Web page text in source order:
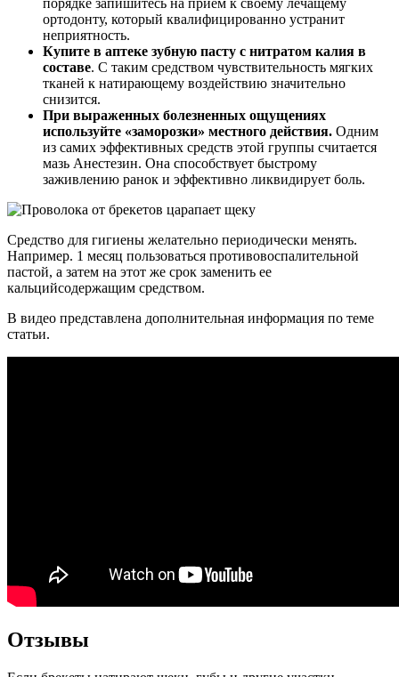
порядке запишитесь на прием к своему лечащему
ортодонту, который квалифицированно устранит
неприятность.
Купите в аптеке зубную пасту с нитратом калия в
составе. С таким средством чувствительность мягких
тканей к натирающему воздействию значительно
снизится.
При выраженных болезненных ощущениях
используйте «заморозки» местного действия. Одним
из самих эффективных средств этой группы считается
мазь Анестезин. Она способствует быстрому
заживлению ранок и эффективно ликвидирует боль.
Средство для гигиены желательно периодически менять.
Например. 1 месяц пользоваться противовоспалительной
пастой, а затем на этот же срок заменить ее
кальцийсодержащим средством.
В видео представлена дополнительная информация по теме
статьи.
Отзывы